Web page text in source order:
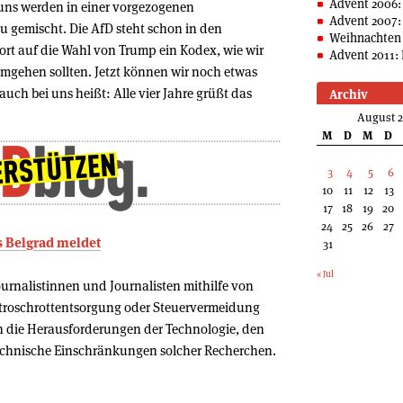
werden in einer vorgezogenen
gemischt. Die AfD steht schon in den
auf die Wahl von Trump ein Kodex, wie wir
sollten. Jetzt können wir noch etwas
bei uns heißt: Alle vier Jahre grüßt das
Belgrad meldet
und Journalisten mithilfe von
oder Steuervermeidung
Herausforderungen der Technologie, den
Einschränkungen solcher Recherchen.
Advent
Advent
Advent
Archiv
August
M
D M D
3 4 5
6
10
11 12
13
17 18 19 20
24 25 26
27
31
« Jul